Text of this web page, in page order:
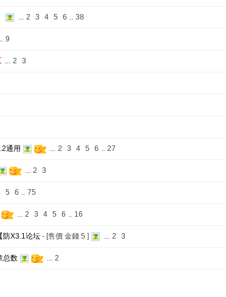
... 2 3 4 5 6 .. 38
.. 9
... 2 3
通用 ... 2 3 4 5 6 .. 27
... 2 3
5 6 .. 75
... 2 3 4 5 6 .. 16
防X3.1论坛 - [售價 金錢5 ] ... 2 3
总数 ... 2